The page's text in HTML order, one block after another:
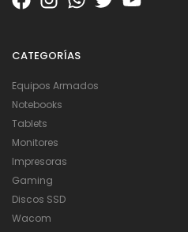
CATEGORÍAS
Equipos Armados
Notebooks
Tablets
Monitores
Impresoras
Gaming
Discos SSD
Wacom